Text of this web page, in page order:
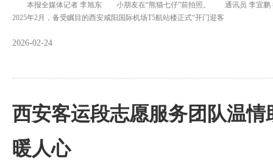
本报全媒体记者 李旭东 小朋友在“熊猫七仔”前拍照。 通讯员 李
2025年2月，备受瞩目的西安咸阳国际机场T5航站楼正式“开门迎客
2026-02-24
西安客运段志愿服务团队温
暖人心